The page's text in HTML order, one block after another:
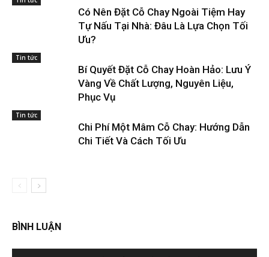
Có Nên Đặt Cỗ Chay Ngoài Tiệm Hay
Tự Nấu Tại Nhà: Đâu Là Lựa Chọn Tối
Ưu?
Tin tức
Bí Quyết Đặt Cỗ Chay Hoàn Hảo: Lưu Ý
Vàng Về Chất Lượng, Nguyên Liệu,
Phục Vụ
Tin tức
Chi Phí Một Mâm Cỗ Chay: Hướng Dẫn
Chi Tiết Và Cách Tối Ưu
BÌNH LUẬN